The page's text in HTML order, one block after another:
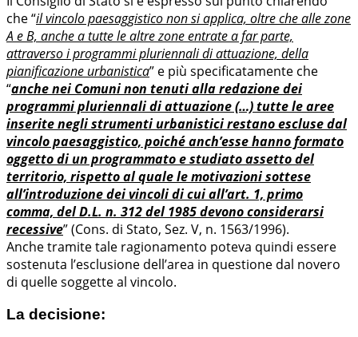
che “il vincolo paesaggistico non si applica, oltre che alle zone
A e B, anche a tutte le altre zone entrate a far parte,
attraverso i programmi pluriennali di attuazione, della
pianificazione urbanistica” e più specificatamente che
“anche nei Comuni non tenuti alla redazione dei
programmi pluriennali di attuazione (…) tutte le aree
inserite negli strumenti urbanistici restano escluse dal
vincolo paesaggistico, poiché anch’esse hanno formato
oggetto di un programmato e studiato assetto del
territorio, rispetto al quale le motivazioni sottese
all’introduzione dei vincoli di cui all’art. 1, primo
comma, del D.L. n. 312 del 1985 devono considerarsi
recessive” (Cons. di Stato, Sez. V, n. 1563/1996).
Anche tramite tale ragionamento poteva quindi essere
sostenuta l’esclusione dell’area in questione dal novero
di quelle soggette al vincolo.
La decisione: